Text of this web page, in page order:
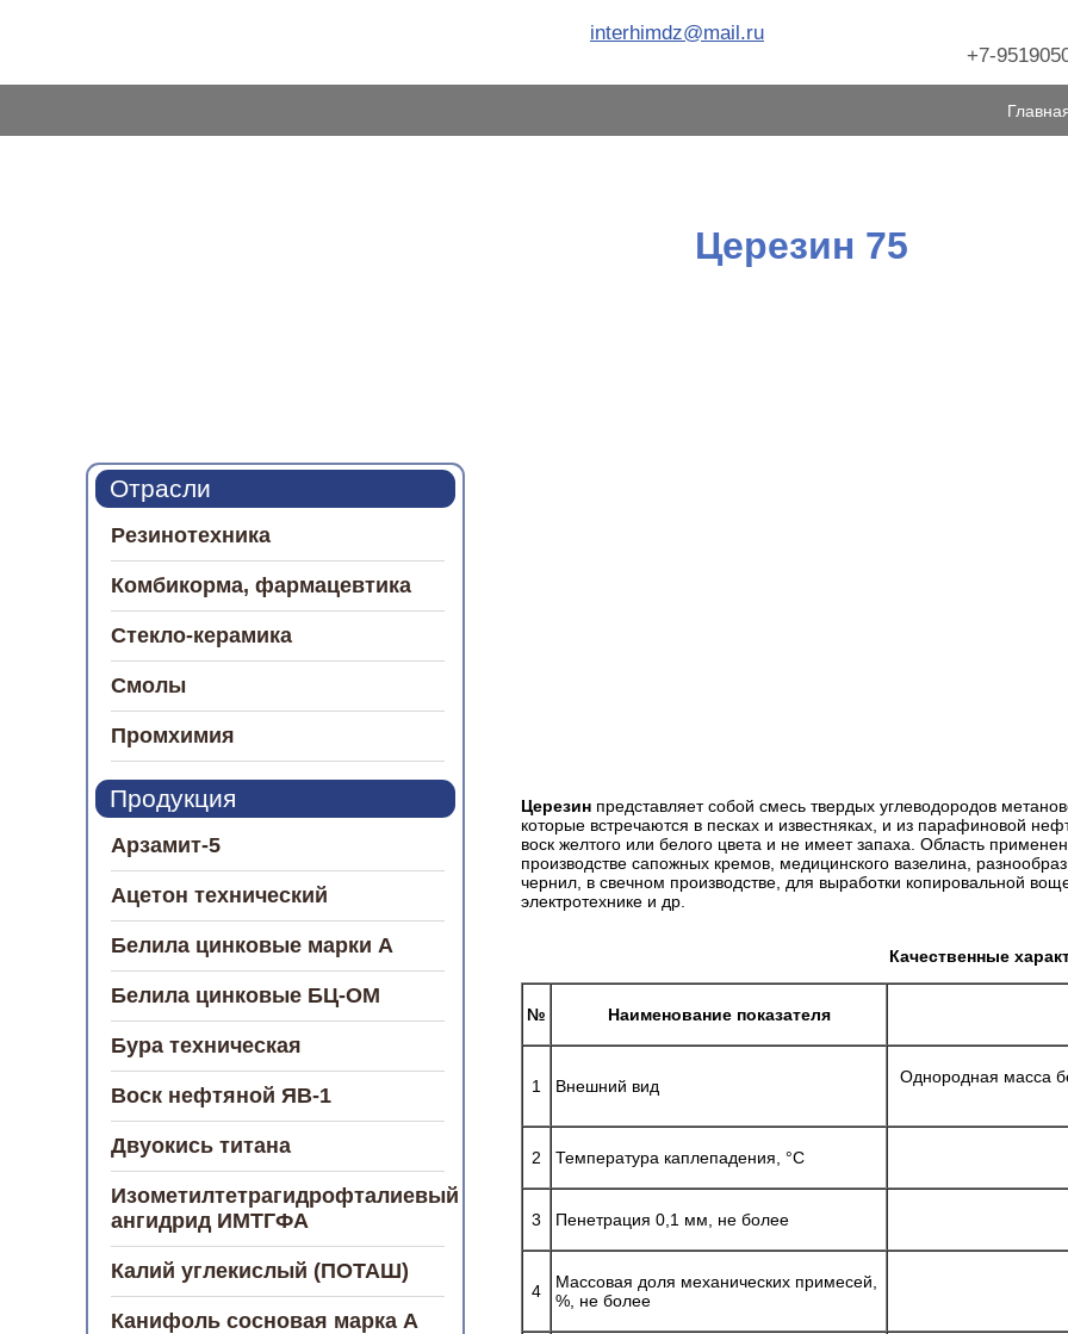
interhimdz@mail.ru
+7-
Церезин 75
Отрасли
Резинотехника
Комбикорма, фармацевтика
Стекло-керамика
Смолы
Промхимия
Продукция
Арзамит-5
Ацетон технический
Белила цинковые марки А
Белила цинковые БЦ-ОМ
Бура техническая
Воск нефтяной ЯВ-1
Двуокись титана
Изометилтетрагидрофталиевый
ангидрид ИМТГФА
Калий углекислый (ПОТАШ)
Канифоль сосновая марка А
Церезин представляет собой смесь твердых углеводородов
которые встречаются в песках и известняках, и из парафиновой
воск желтого или белого цвета и не имеет запаха. Область
производстве сапожных кремов, медицинского вазелина,
чернил, в свечном производстве, для выработки копировальной
электротехнике и др.
Качественные
№ Наименование показателя
1 Внешний вид Однородная масса
2 Температура каплепадения, °С
3 Пенетрация 0,1 мм, не более
4
Массовая доля механических примесей,
%, не более